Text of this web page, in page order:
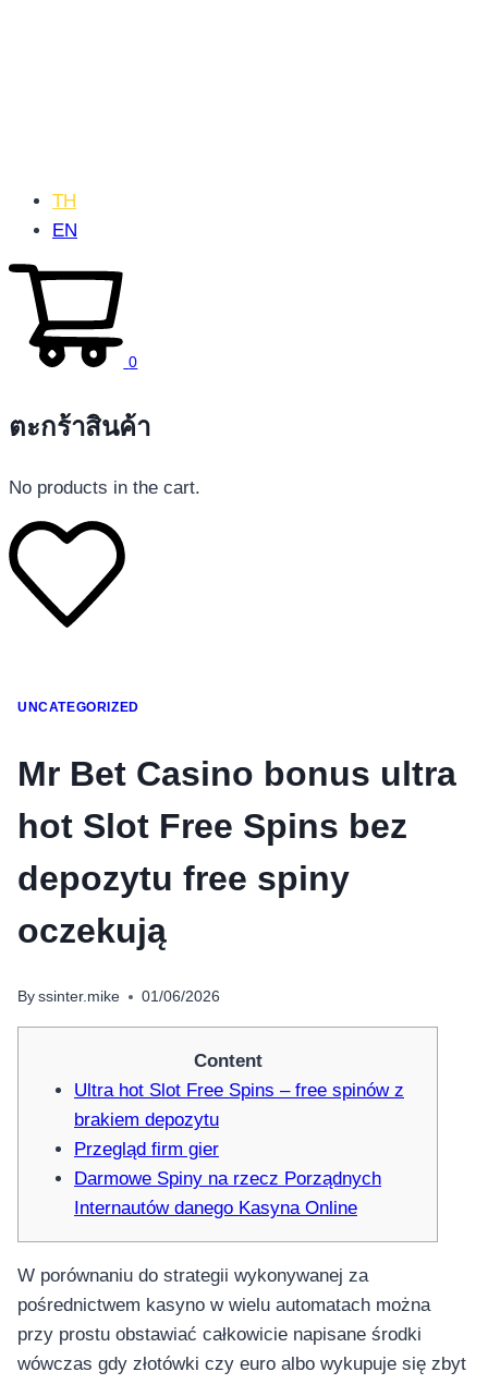
โทรศัพท์มือถือ
อุปกรณ์เสริมโทรศัพท์
สินค้าตามแบรนด์
TH
EN
0
ตะกร้าสินค้า
No products in the cart.
UNCATEGORIZED
Mr Bet Casino bonus ultra
hot Slot Free Spins bez
depozytu free spiny
oczekują
By ssinter.mike 01/06/2026
Content
Ultra hot Slot Free Spins – free spinów z
brakiem depozytu
Przegląd firm gier
Darmowe Spiny na rzecz Porządnych
Internautów danego Kasyna Online
W porównaniu do strategii wykonywanej za
pośrednictwem kasyno w wielu automatach można
przy prostu obstawiać całkowicie napisane środki
wówczas gdy złotówki czy euro albo wykupuje się zbyt